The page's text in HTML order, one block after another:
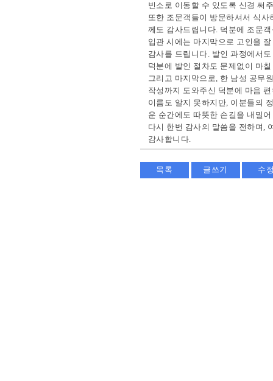
빈소로 이동할 수 있도록 신경 써
또한 조문객들이 방문하셔서 식
께도 감사드립니다. 덕분에 조문
입관 시에는 마지막으로 고인을
감사를 드립니다. 발인 과정에서
덕분에 발인 절차도 문제없이 마
그리고 마지막으로, 한 남성 공무
작성까지 도와주신 덕분에 마음
이름도 알지 못하지만, 이분들의
운 순간에도 따뜻한 손길을 내밀
다시 한번 감사의 말씀을 전하며,
감사합니다.
목록 글쓰기 수